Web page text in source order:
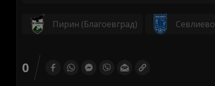
Пирин (Благоевград) Севлиево
0